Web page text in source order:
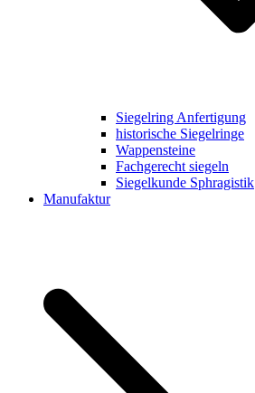
Siegelring Anfertigung
historische Siegelringe
Wappensteine
Fachgerecht siegeln
Siegelkunde Sphragistik
Manufaktur